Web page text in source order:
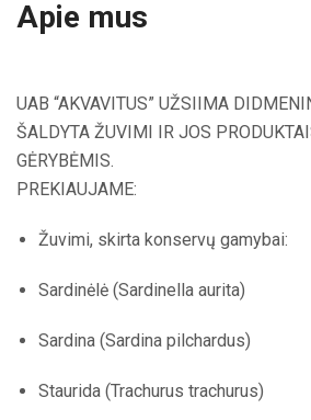
Apie mus
UAB “AKVAVITUS” UŽSIIMA
ŠALDYTA ŽUVIMI IR JOS
GĖRYBĖMIS.
PREKIAUJAME:
Žuvimi, skirta konservų gamybai:
Sardinėlė (Sardinella aurita)
Sardina (Sardina pilchardus)
Staurida (Trachurus trachurus)